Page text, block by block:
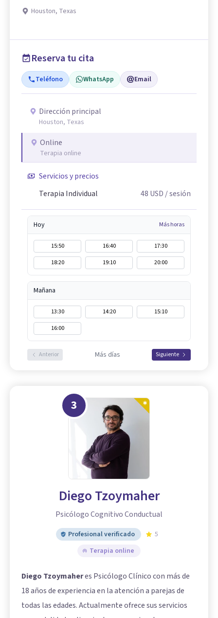
Houston, Texas
Reserva tu cita
Teléfono WhatsApp Email
Dirección principal
Houston, Texas
Online
Terapia online
Servicios y precios
Terapia Individual
48 USD / sesión
Hoy Más horas
15:50 16:40
17:30
18:20
19:10 20:00
Mañana
13:30 14:20
15:10
16:00
Anterior Más días Siguiente
3
Diego Tzoymaher
Psicólogo Cognitivo Conductual
Profesional verificado
5
Terapia online
Diego Tzoymaheres Psicólogo Clínico con más de
18 años de experiencia en la atención a parejas de
todas las edades. Actualmente ofrece sus servicios